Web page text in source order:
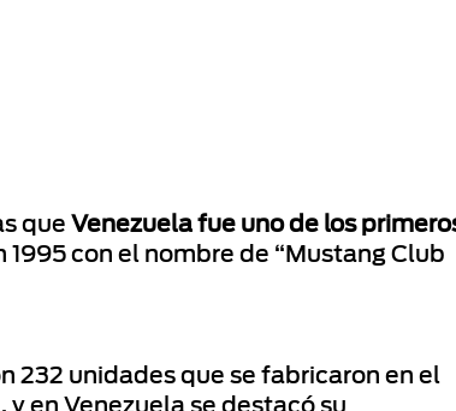
que Venezuela fue uno de los
1995 con el nombre de “Mustang Club
232 unidades que se fabricaron en el